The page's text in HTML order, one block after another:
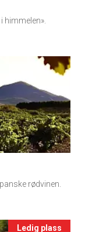
himmelen».
rødvinen.
Ledig plass